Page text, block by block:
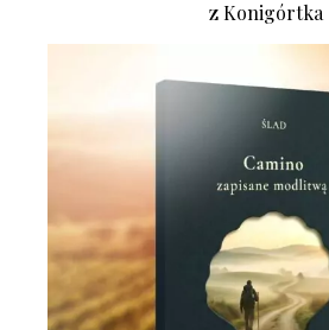
z Konigórtka